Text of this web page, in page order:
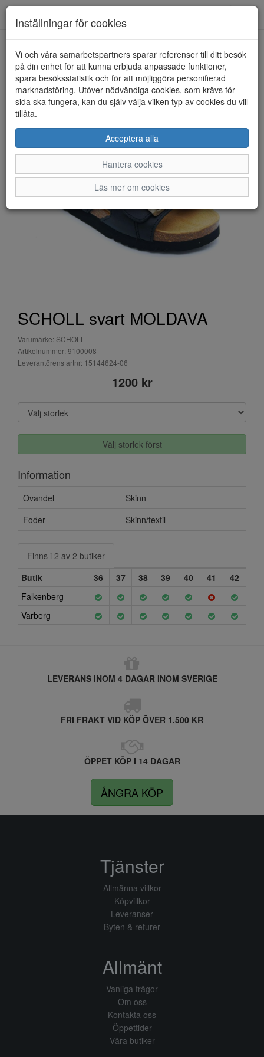
HEM SCHOLL
SCHOLL svart MOLDAVA
Varumärke: SCHOLL
Artikelnummer: 9100008
Leverantörens artnr: 15144624-06
1200 kr
Välj storlek först
Information
Ovandel
Skinn
Foder
Skinn/textil
Finns i 2 av 2 butiker
Butik
36 37 38 39 40 41
42
Falkenberg
Varberg
LEVERANS INOM 4 DAGAR INOM SVERIGE
FRI FRAKT VID KÖP ÖVER 1.500 KR
ÖPPET KÖP I 14 DAGAR
ÅNGRA KÖP
Inställningar för cookies
Vi och våra samarbetspartners sparar referenser till ditt besök
på din enhet för att kunna erbjuda anpassade funktioner,
spara besöksstatistik och för att möjliggöra personifierad
marknadsföring. Utöver nödvändiga cookies, som krävs för
sida ska fungera, kan du själv välja vilken typ av cookies du vill
tillåta.
Acceptera alla
Hantera cookies
Läs mer om cookies
Tjänster
Allmänna villkor
Köpvillkor
Leveranser
Byten & returer
Allmänt
Vanliga frågor
Om oss
Kontakta oss
Öppettider
Våra butiker